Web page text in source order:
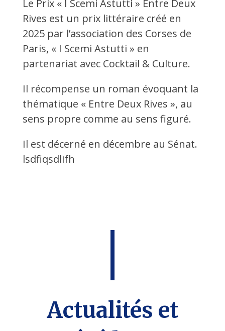
Le Prix « I Scemi Astutti » Entre Deux
Rives est un prix littéraire créé en
2025 par l’association des Corses de
Paris, « I Scemi Astutti » en
partenariat avec Cocktail & Culture.
Il récompense un roman évoquant la
thématique « Entre Deux Rives », au
sens propre comme au sens figuré.
Il est décerné en décembre au Sénat.
lsdfiqsdlifh
Actualités et